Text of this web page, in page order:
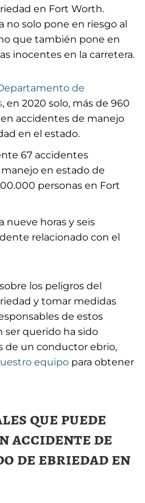
en Fort Worth.
no solo pone en riesgo al
que también pone en
inocentes en la carretera.
de
, en 2020 solo, más de 960
accidentes de manejo
en el estado.
67 accidentes
en estado de
personas en Fort
nueve horas y seis
relacionado con el
los peligros del
y tomar medidas
de estos
ser querido ha sido
de un conductor ebrio,
equipo para obtener
que puede
accidente de
de ebriedad en